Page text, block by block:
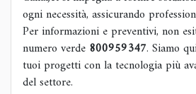
ogni necessità, assicurando
Per informazioni e preventivi, non
numero verde 800959347. Siamo
tuoi progetti con la tecnologia più
del settore.